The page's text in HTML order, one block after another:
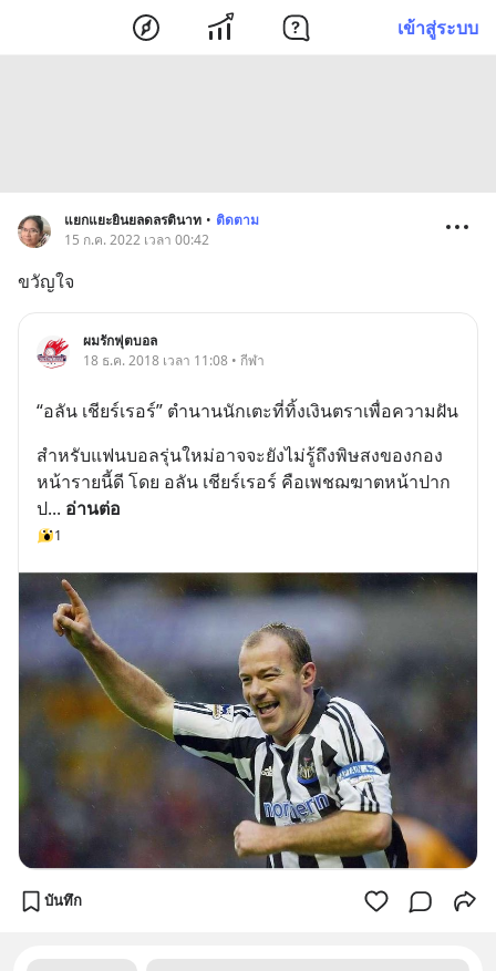
เข้าสู่ระบบ
แยกแยะยินยลดลรตินาท • ติดตาม
15 ก.ค. 2022 เวลา 00:42
ขวัญใจ
ผมรักฟุตบอล
18 ธ.ค. 2018 เวลา 11:08 • กีฬา
“อลัน เชียร์เรอร์” ตำนานนักเตะที่ทิ้งเงินตราเพื่อความฝัน
สำหรับแฟนบอลรุ่นใหม่อาจจะยังไม่รู้ถึงพิษสงของกอง
หน้ารายนี้ดี โดย อลัน เชียร์เรอร์ คือเพชฌฆาตหน้าปาก
ป... อ่านต่อ
1
บันทึก